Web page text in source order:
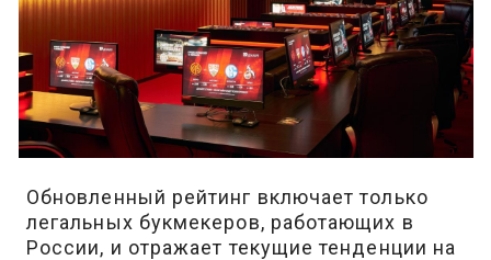
Обновленный рейтинг включает только
легальных букмекеров, работающих в
России, и отражает текущие тенденции на